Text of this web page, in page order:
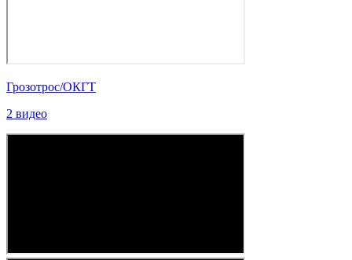
Грозотрос/ОКГТ
2 видео